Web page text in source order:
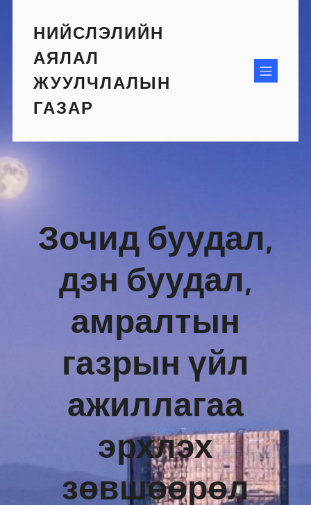
contentНИЙСЛЭЛИЙН
АЯЛАЛ
ЖУУЛЧЛАЛЫН
ГАЗАР
Зочид буудал,
дэн буудал,
амралтын
газрын үйл
ажиллагаа
эрхлэх
зөвшөөрөл